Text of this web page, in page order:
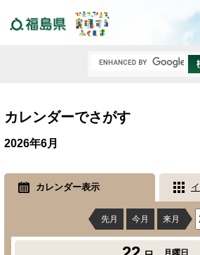
カレンダーでさがす
2026年6月
カレンダー表示
先月 今月 来月